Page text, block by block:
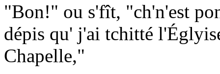
"Bon!" ou s'fît, "ch'n'est
dépis qu' j'ai tchitté
Chapelle,"